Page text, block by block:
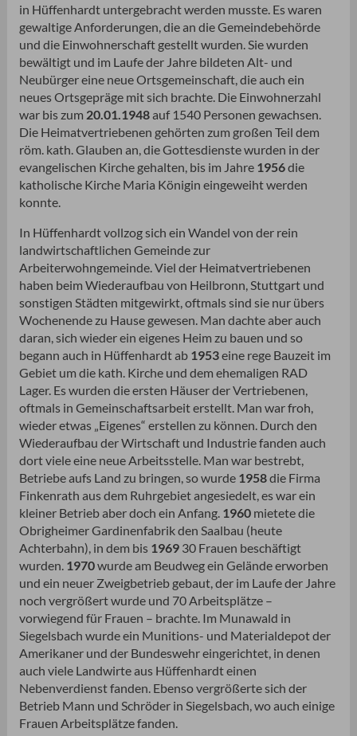
in Hüffenhardt untergebracht werden musste. Es waren
gewaltige Anforderungen, die an die Gemeindebehörde
und die Einwohnerschaft gestellt wurden. Sie wurden
bewältigt und im Laufe der Jahre bildeten Alt- und
Neubürger eine neue Ortsgemeinschaft, die auch ein
neues Ortsgepräge mit sich brachte. Die Einwohnerzahl
war bis zum 20.01.1948auf 1540 Personen gewachsen.
Die Heimatvertriebenen gehörten zum großen Teil dem
röm. kath. Glauben an, die Gottesdienste wurden in der
evangelischen Kirche gehalten, bis im Jahre 1956die
katholische Kirche Maria Königin eingeweiht werden
konnte.
In Hüffenhardt vollzog sich ein Wandel von der rein
landwirtschaftlichen Gemeinde zur
Arbeiterwohngemeinde. Viel der Heimatvertriebenen
haben beim Wiederaufbau von Heilbronn, Stuttgart und
sonstigen Städten mitgewirkt, oftmals sind sie nur übers
Wochenende zu Hause gewesen. Man dachte aber auch
daran, sich wieder ein eigenes Heim zu bauen und so
begann auch in Hüffenhardt ab 1953eine rege Bauzeit im
Gebiet um die kath. Kirche und dem ehemaligen RAD
Lager. Es wurden die ersten Häuser der Vertriebenen,
oftmals in Gemeinschaftsarbeit erstellt. Man war froh,
wieder etwas „Eigenes“ erstellen zu können. Durch den
Wiederaufbau der Wirtschaft und Industrie fanden auch
dort viele eine neue Arbeitsstelle. Man war bestrebt,
Betriebe aufs Land zu bringen, so wurde 1958die Firma
Finkenrath aus dem Ruhrgebiet angesiedelt, es war ein
kleiner Betrieb aber doch ein Anfang. 1960 mietete die
Obrigheimer Gardinenfabrik den Saalbau (heute
Achterbahn), in dem bis 1969 30 Frauen beschäftigt
wurden. 1970wurde am Beudweg ein Gelände erworben
und ein neuer Zweigbetrieb gebaut, der im Laufe der Jahre
noch vergrößert wurde und 70 Arbeitsplätze –
vorwiegend für Frauen – brachte. Im Munawald in
Siegelsbach wurde ein Munitions- und Materialdepot der
Amerikaner und der Bundeswehr eingerichtet, in denen
auch viele Landwirte aus Hüffenhardt einen
Nebenverdienst fanden. Ebenso vergrößerte sich der
Betrieb Mann und Schröder in Siegelsbach, wo auch einige
Frauen Arbeitsplätze fanden.